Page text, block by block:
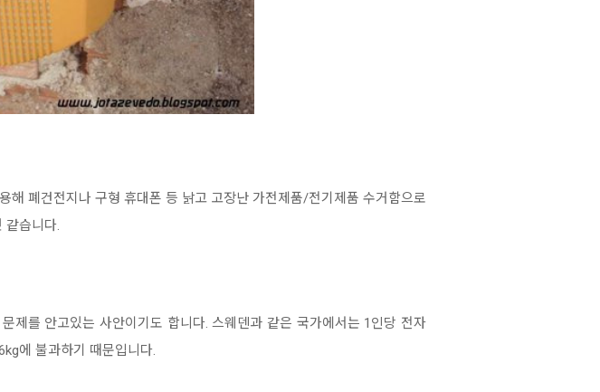
폐건전지나 구형 휴대폰 등 낡고 고장난 가전제품/전기제품 수거함으로
같습니다.
제를 안고있는 사안이기도 합니다. 스웨덴과 같은 국가에서는 1인당 전자
에 불과하기 때문입니다.